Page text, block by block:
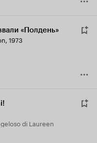
«Полдень»
, 1973
geloso di Laureen